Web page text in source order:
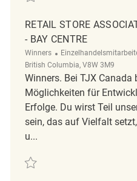
RETAIL STORE
- BAY CENTRE
Winners Kategorie
British Columbia, V8W 3M9
Winners. Bei TJX Canada
Möglichkeiten für
Erfolge. Du wirst Teil
sein, das auf Vielfalt
u...
Retten Retail Store Associate